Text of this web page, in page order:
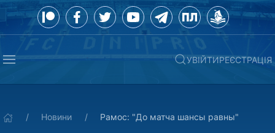
УВІЙТИРЕЄСТРАЦІЯ
Новини Рамос: "До матча шансы равны"